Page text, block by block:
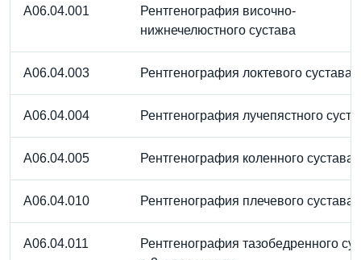
A06.04.001
Рентгенография височно-
нижнечелюстного сустава
A06.04.003 Рентгенография локтевого сустава
A06.04.004 Рентгенография лучепястного
A06.04.005 Рентгенография коленного сустава
A06.04.010 Рентгенография плечевого сустава
A06.04.011
Рентгенография тазобедренного